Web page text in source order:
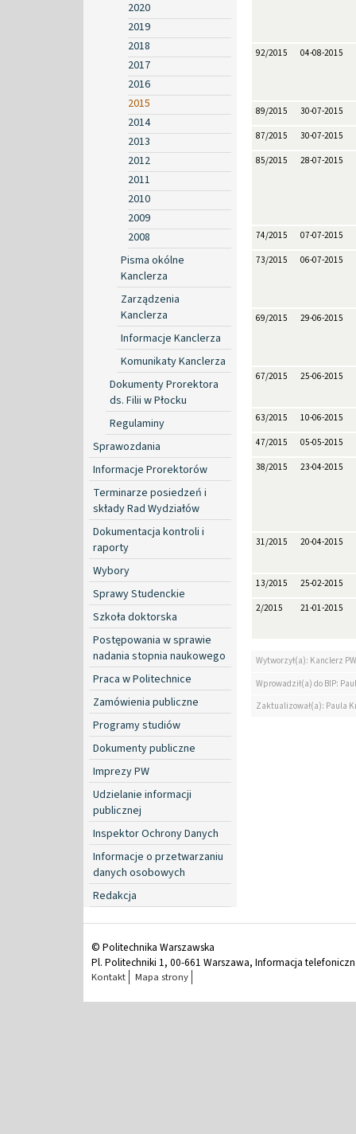
2020
2019
2018
2017
2016
2015
2014
2013
2012
2011
2010
2009
2008
Pisma okólne
Kanclerza
Zarządzenia
Kanclerza
Informacje Kanclerza
Komunikaty Kanclerza
Dokumenty Prorektora
ds. Filii w Płocku
Regulaminy
Sprawozdania
Informacje Prorektorów
Terminarze posiedzeń i
składy Rad Wydziałów
Dokumentacja kontroli i
raporty
Wybory
Sprawy Studenckie
Szkoła doktorska
Postępowania w sprawie
nadania stopnia naukowego
Praca w Politechnice
Zamówienia publiczne
Programy studiów
Dokumenty publiczne
Imprezy PW
Udzielanie informacji
publicznej
Inspektor Ochrony Danych
Informacje o przetwarzaniu
danych osobowych
Redakcja
92/2015 04-08-2015
89/2015 30-07-2015
87/2015 30-07-2015
85/2015 28-07-2015
74/2015 07-07-2015
73/2015 06-07-2015
69/2015 29-06-2015
67/2015 25-06-2015
63/2015 10-06-2015
47/2015 05-05-2015
38/2015 23-04-2015
31/2015 20-04-2015
13/2015 25-02-2015
2/2015 21-01-2015
Wytworzył(a): Kanclerz PW
Wprowadził(a) do BIP:
Zaktualizował(a): Paula
© Politechnika Warszawska
Pl. Politechniki 1, 00-661 Warszawa, Informacja
Kontakt Mapa strony